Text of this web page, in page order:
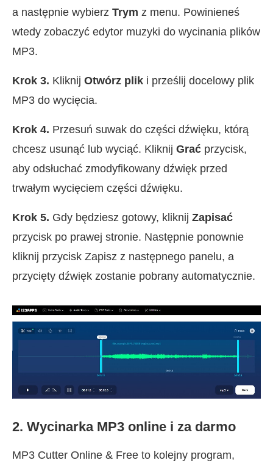
a następnie wybierz Trym z menu. Powinieneś
wtedy zobaczyć edytor muzyki do wycinania plików
MP3.
Krok 3. Kliknij Otwórz plik i prześlij docelowy plik
MP3 do wycięcia.
Krok 4. Przesuń suwak do części dźwięku, którą
chcesz usunąć lub wyciąć. Kliknij Grać przycisk,
aby odsłuchać zmodyfikowany dźwięk przed
trwałym wycięciem części dźwięku.
Krok 5. Gdy będziesz gotowy, kliknij Zapisać
przycisk po prawej stronie. Następnie ponownie
kliknij przycisk Zapisz z następnego panelu, a
przycięty dźwięk zostanie pobrany automatycznie.
2. Wycinarka MP3 online i za darmo
MP3 Cutter Online & Free to kolejny program,